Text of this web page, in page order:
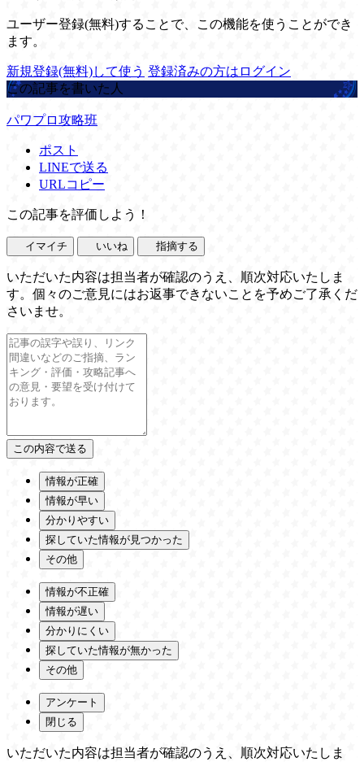
ユーザー登録(無料)することで、この機能を使うことができ
ます。
新規登録(無料)して使う 登録済みの方はログイン
この記事を書いた人
パワプロ攻略班
ポスト
LINEで送る
URLコピー
この記事を評価しよう！
イマイチ いいね 指摘する
いただいた内容は担当者が確認のうえ、順次対応いたしま
す。個々のご意見にはお返事できないことを予めご了承くだ
さいませ。
情報が正確
情報が早い
分かりやすい
探していた情報が見つかった
その他
情報が不正確
情報が遅い
分かりにくい
探していた情報が無かった
その他
アンケート
閉じる
いただいた内容は担当者が確認のうえ、順次対応いたしま